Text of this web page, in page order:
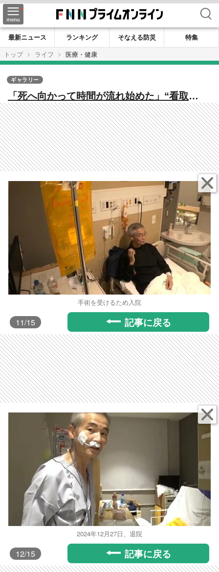
検索
最新ニュース ランキング そなえる防災
特集
トップ
ライフ 医療・健康
「死へ向かって時間が流れ始めた」“看取
り”支える医師（64）「すい臓がん」発覚 痛
みと闘い診療続け、自らの「命」と向き合う
「一日一日やれることを、死ぬまでやりきり
たい」
ギャラリー
手術を受けるため入院
11/15 記事に戻る
2024年12月27日、退院
12/15 記事に戻る